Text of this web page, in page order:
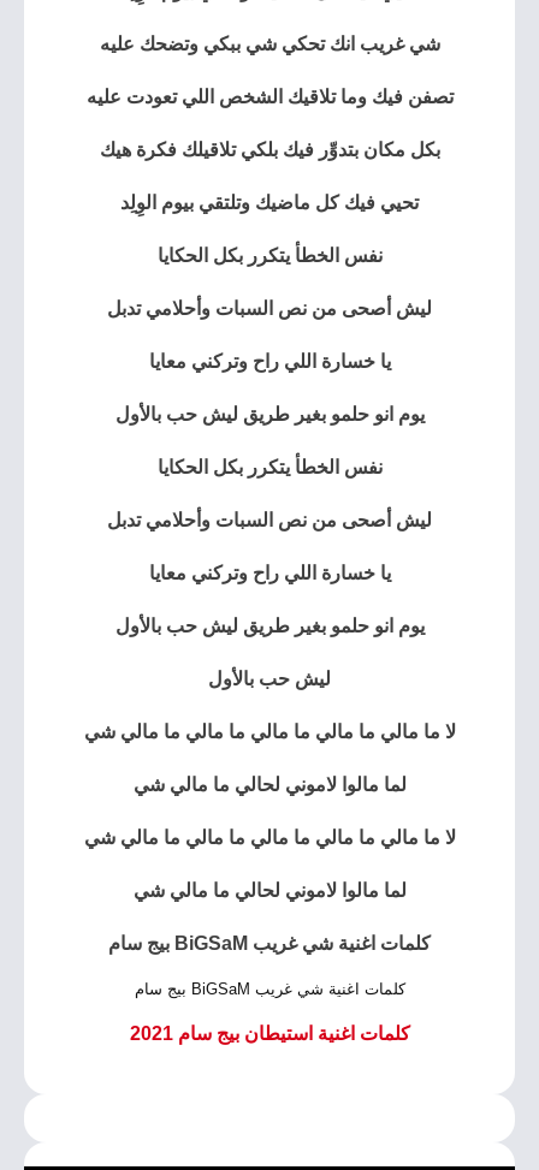
شي غريب انك تحكي شي ببكي وتضحك عليه
تصفن فيك وما تلاقيك الشخص اللي تعودت عليه
بكل مكان بتدوِّر فيك بلكي تلاقيلك فكرة هيك
تحيي فيك كل ماضيك وتلتقي بيوم الوِلِد
نفس الخطأ يتكرر بكل الحكايا
ليش أصحى من نص السبات وأحلامي تدبل
يا خسارة اللي راح وتركني معايا
يوم انو حلمو بغير طريق ليش حب بالأول
نفس الخطأ يتكرر بكل الحكايا
ليش أصحى من نص السبات وأحلامي تدبل
يا خسارة اللي راح وتركني معايا
يوم انو حلمو بغير طريق ليش حب بالأول
ليش حب بالأول
لا ما مالي ما مالي ما مالي ما مالي ما مالي شي
لما مالوا لاموني لحالي ما مالي شي
لا ما مالي ما مالي ما مالي ما مالي ما مالي شي
لما مالوا لاموني لحالي ما مالي شي
كلمات اغنية شي غريب BiGSaM بيج سام
كلمات اغنية شي غريب BiGSaM بيج سام
كلمات اغنية استيطان بيج سام 2021